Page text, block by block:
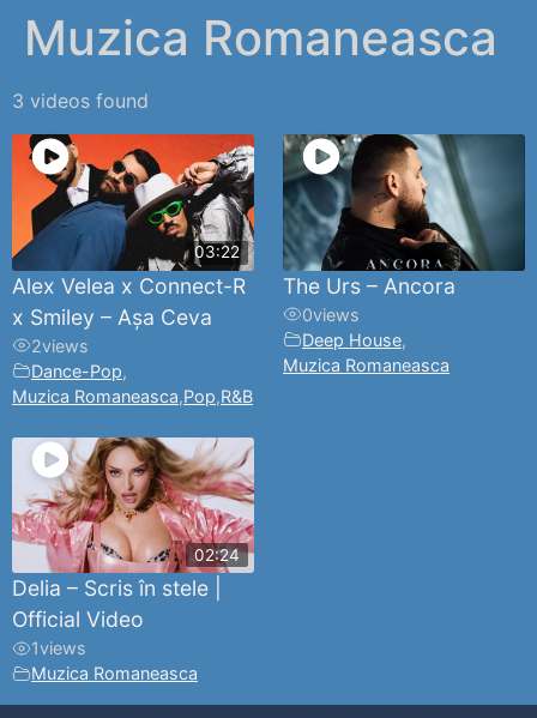
Muzica Romaneasca
3 videos found
03:22
Alex Velea x Connect-R
x Smiley – Așa Ceva
2views
Dance-Pop,
Muzica Romaneasca,Pop,R&B
The Urs – Ancora
0views
Deep House,
Muzica Romaneasca
02:24
Delia – Scris în stele |
Official Video
1views
Muzica Romaneasca